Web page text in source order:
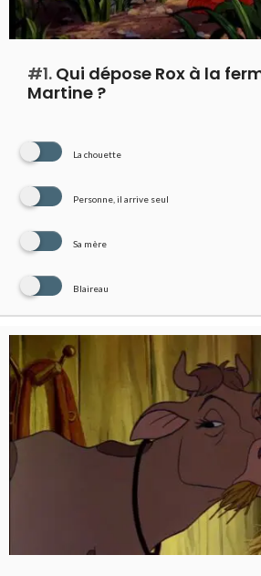
#1. Qui dépose Rox à la
Martine ?
La chouette
Personne, il arrive seul
Sa mère
Blaireau